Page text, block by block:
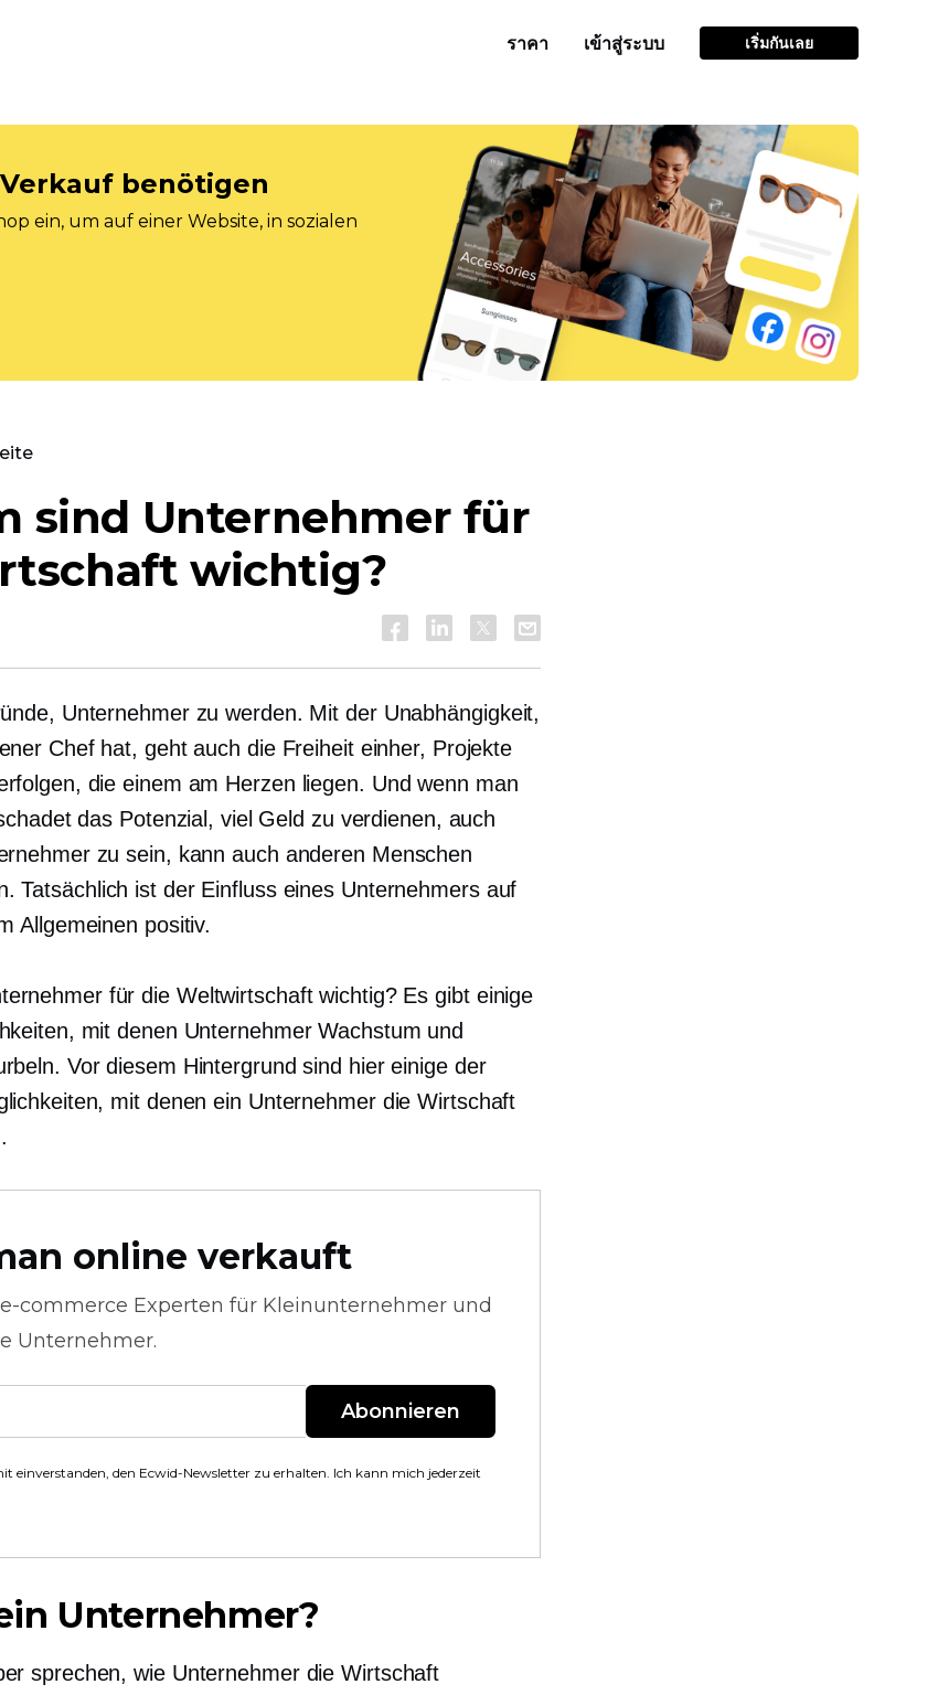
ราคา เข้าสู่ระบบ เริ่มกันเลย
benötigen
ein, um auf einer Website, in sozialen
sind Unternehmer für
wichtig?
Unternehmer zu werden. Mit der Unabhängigkeit,
Chef hat, geht auch die Freiheit einher, Projekte
die einem am Herzen liegen. Und wenn man
das Potenzial, viel Geld zu verdienen, auch
zu sein, kann auch anderen Menschen
Tatsächlich ist der Einfluss eines Unternehmers auf
Allgemeinen positiv.
für die Weltwirtschaft wichtig? Es gibt einige
mit denen Unternehmer Wachstum und
Vor diesem Hintergrund sind hier einige der
mit denen ein Unternehmer die Wirtschaft
online verkauft
e-commerce Experten für Kleinunternehmer und
Unternehmer.
Abonnieren
einverstanden, den Ecwid-Newsletter zu erhalten. Ich kann mich jederzeit
Unternehmer?
sprechen, wie Unternehmer die Wirtschaft